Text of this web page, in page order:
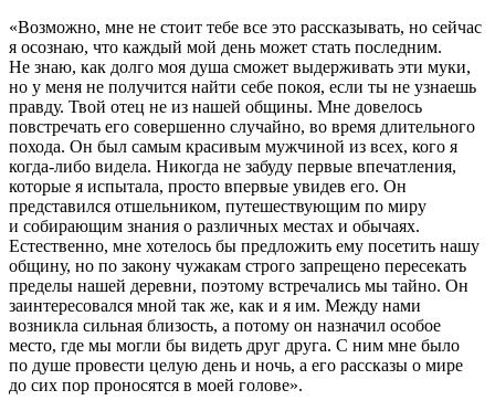
«Возможно, мне не стоит тебе все это рассказывать, но сейчас
я осознаю, что каждый мой день может стать последним.
Не знаю, как долго моя душа сможет выдерживать эти муки,
но у меня не получится найти себе покоя, если ты не узнаешь
правду. Твой отец не из нашей общины. Мне довелось
повстречать его совершенно случайно, во время длительного
похода. Он был самым красивым мужчиной из всех, кого я
когда-либо видела. Никогда не забуду первые впечатления,
которые я испытала, просто впервые увидев его. Он
представился отшельником, путешествующим по миру
и собирающим знания о различных местах и обычаях.
Естественно, мне хотелось бы предложить ему посетить нашу
общину, но по закону чужакам строго запрещено пересекать
пределы нашей деревни, поэтому встречались мы тайно. Он
заинтересовался мной так же, как и я им. Между нами
возникла сильная близость, а потому он назначил особое
место, где мы могли бы видеть друг друга. С ним мне было
по душе провести целую день и ночь, а его рассказы о мире
до сих пор проносятся в моей голове».